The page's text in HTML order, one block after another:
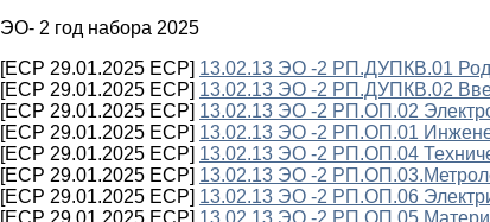
ЭО- 2 год набора 2025
[ECP 29.01.2025 ECP] 13.02.13 ЭО -2 РП.ДУПКВ.01
[ECP 29.01.2025 ECP] 13.02.13 ЭО -2 РП.ДУПКВ.02
[ECP 29.01.2025 ECP] 13.02.13 ЭО -2 РП.ОП.02
[ECP 29.01.2025 ECP] 13.02.13 ЭО -2 РП.ОП.01
[ECP 29.01.2025 ECP] 13.02.13 ЭО -2 РП.ОП.04
[ECP 29.01.2025 ECP] 13.02.13 ЭО -2
[ECP 29.01.2025 ECP] 13.02.13 ЭО -2 РП.ОП.06